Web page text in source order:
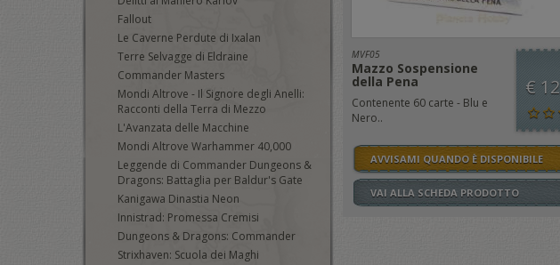
Fallout
Le Caverne Perdute di Ixalan
Terre Selvagge di Eldraine
Commander Masters
Mondi Altrove - Il Signore degli Anelli:
Racconti della Terra di Mezzo
L'Avanzata delle Macchine
Mondi Altrove Warhammer 40,000
Leggende di Commander Dungeons &
Dragons: Battaglia per Baldur's Gate
Kanigawa Dinastia Neon
Innistrad: Promessa Cremisi
Dungeons & Dragons: Commander
Strixhaven: Scuola dei Maghi
MVF05
Mazzo Sospensione
della Pena
Contenente 60 carte - Blu e
Nero..
€ 12
AVVISAMI QUANDO È DISPONIBILE
VAI ALLA SCHEDA PRODOTTO